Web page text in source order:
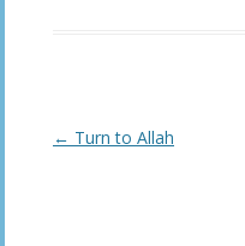
Post
← Turn to Allah